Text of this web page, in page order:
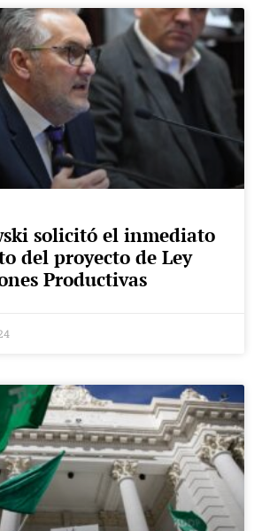
solicitó el inmediato
del proyecto de Ley
Productivas